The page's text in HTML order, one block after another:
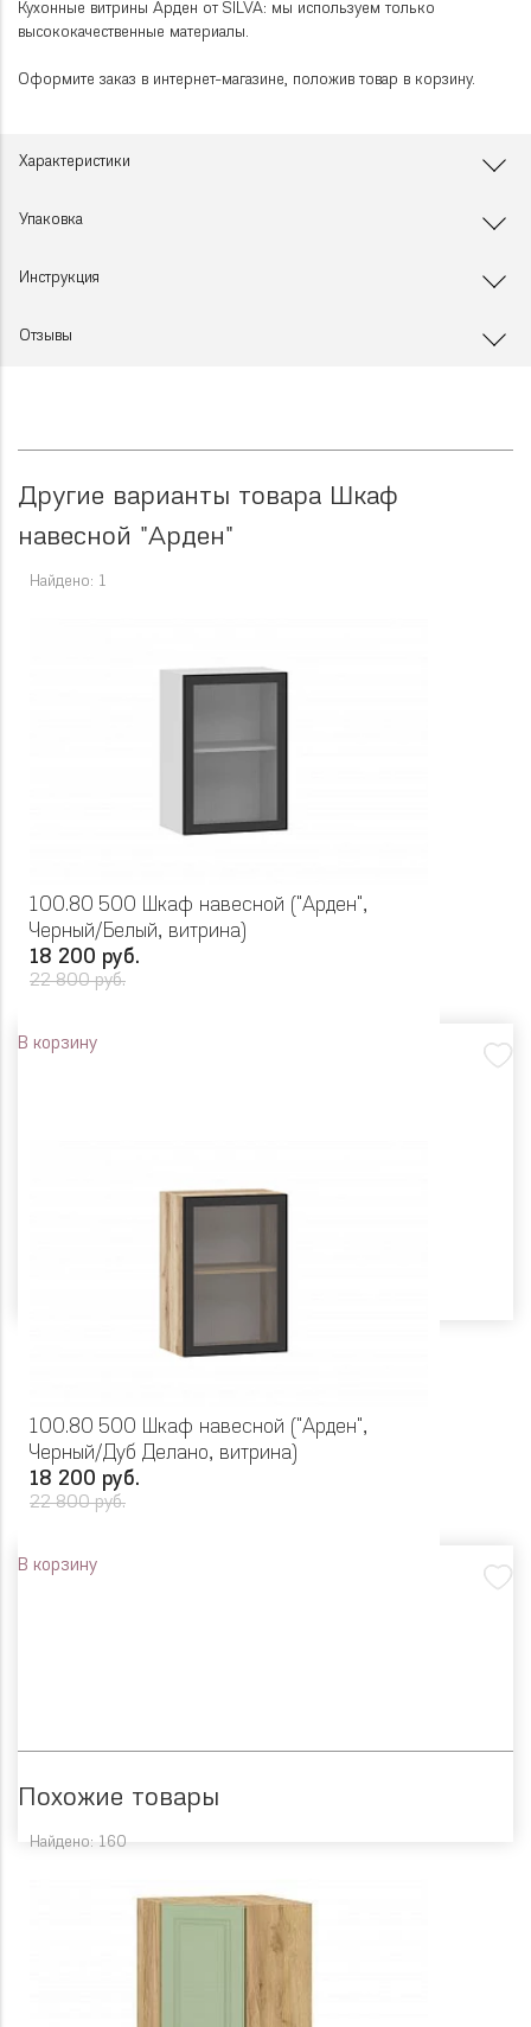
Кухонные витрины Арден от SILVA: мы используем только
высококачественные материалы.
Оформите заказ в интернет-магазине, положив товар в корзину.
Характеристики
Упаковка
Инструкция
Отзывы
Другие варианты товара Шкаф
навесной "Арден"
Найдено: 1
100.80 500 Шкаф навесной ("Арден",
Черный/Белый, витрина)
18 200 руб.
22 800 руб.
В корзину
100.80 500 Шкаф навесной ("Арден",
Черный/Дуб Делано, витрина)
18 200 руб.
22 800 руб.
В корзину
Похожие товары
Найдено: 160